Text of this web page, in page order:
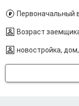
Первоначальный
Возраст
новостройка, дом,